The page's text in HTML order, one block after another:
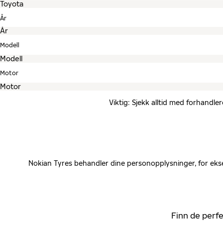
År
Modell
Motor
Viktig: Sjekk alltid med
Nokian Tyres behandler dine personopplysninger, for
Finn de